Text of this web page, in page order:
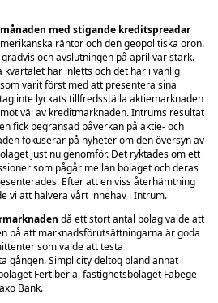
med stigande kreditspreadar
räntor och den geopolitiska oron.
och avslutningen på april var stark.
kvartalet har inletts och det har i vanlig
varit först med att presentera sina
inte lyckats tillfredsställa aktiemarknaden
väl av kreditmarknaden. Intrums resultat
fick begränsad påverkan på aktie- och
fokuserar på nyheter om den översyn av
just nu genomför. Det ryktades om ett
som pågår mellan bolaget och deras
Efter att en viss återhämtning
vi att halvera vårt innehav i Intrum.
då ett stort antal bolag valde att
på att marknadsförutsättningarna är goda
som valde att testa
gången. Simplicity deltog bland annat i
Fertiberia, fastighetsbolaget Fabege
Bank.